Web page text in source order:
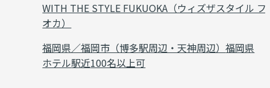
WITH THE STYLE FUKUOKA（ウィズザスタイル フ
オカ）
福岡県／福岡市（博多駅周辺・天神周辺）福岡県
ホテル駅近100名以上可